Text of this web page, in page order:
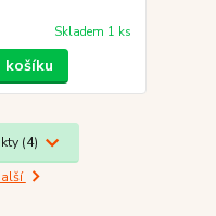
Skladem 1 ks
košíku
(4)